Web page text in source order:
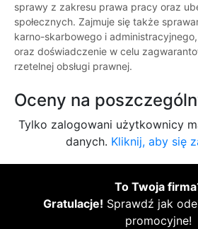
sprawy z zakresu prawa pracy oraz
społecznych. Zajmuje się także
karno-skarbowego i
oraz doświadczenie w celu
rzetelnej obsługi prawnej.
Oceny na
Tylko zalogowani użytkownicy
danych. Kliknij, aby się
To Twoja firma
Gratulacje! Sprawdź jak
promocyjne!